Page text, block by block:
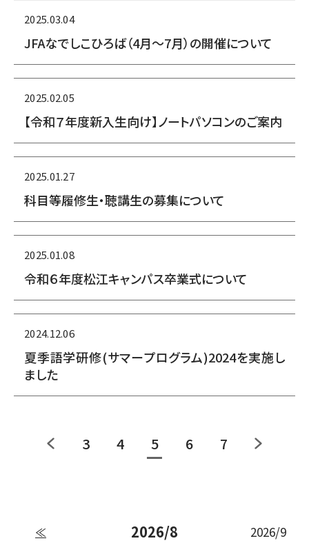
2025.03.04
JFAなでしこひろば（4月～7月）の開催について
2025.02.05
【令和７年度新入生向け】ノートパソコンのご案内
2025.01.27
科目等履修生・聴講生の募集について
2025.01.08
令和６年度松江キャンパス卒業式について
2024.12.06
夏季語学研修(サマープログラム)2024を実施し
ました
3 4 5 6 7
≪ 2026/8 2026/9